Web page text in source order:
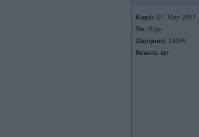
Kopš: 03. May 2007
No: Rīga
Ziņojumi: 14366
Braucu ar: